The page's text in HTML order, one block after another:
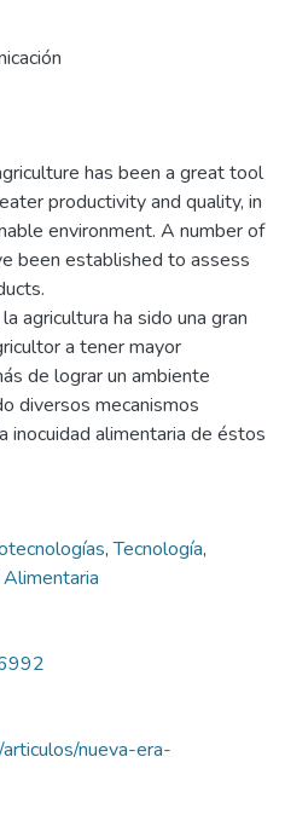
has been a great tool
productivity and quality, in
environment. A number of
been established to assess
agricultura ha sido una gran
a tener mayor
de lograr un ambiente
diversos mecanismos
inocuidad alimentaria de éstos
,Tecnología,
nueva-era-